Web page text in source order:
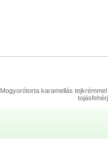
Mogyorótorta karamellás